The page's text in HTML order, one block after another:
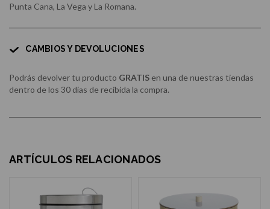
Punta Cana, La Vega y La Romana.
CAMBIOS Y DEVOLUCIONES
Podrás devolver tu producto GRATIS en una de nuestras tiendas
dentro de los 30 días de recibida la compra.
ARTÍCULOS RELACIONADOS